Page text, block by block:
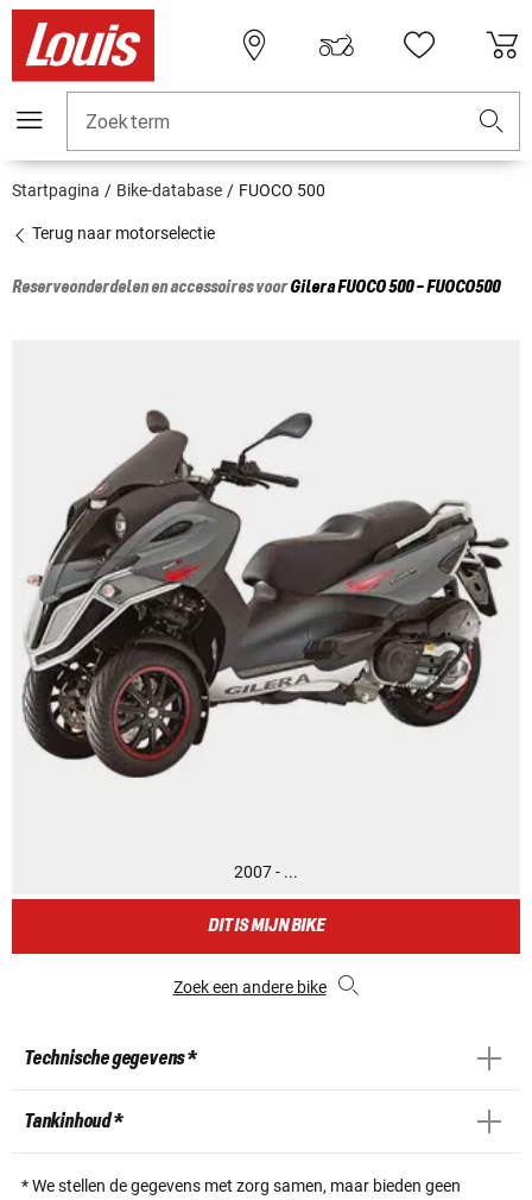
Zoekterm
Startpagina Bike-database FUOCO 500
Terug naar motorselectie
Reserveonderdelen en accessoires voorGileraFUOCO 500 - FUOCO500
2007 - ...
DIT IS MIJN BIKE
Zoek een andere bike
Technische gegevens *
Tankinhoud *
* We stellen de gegevens met zorg samen, maar bieden geen